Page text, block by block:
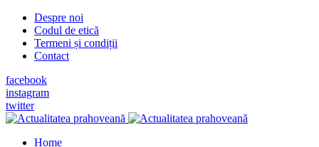
Despre noi
Codul de etică
Termeni și condiții
Contact
facebook
instagram
twitter
Home